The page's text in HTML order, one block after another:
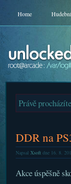
Home
Právě
DDR na
Napsal Xsoftdne 16. 8.
Akce úspěšně